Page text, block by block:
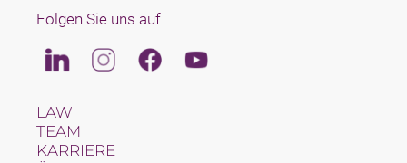
Folgen Sie uns auf
LinkedinInstagramFacebookYoutube
LAW
TEAM
KARRIERE